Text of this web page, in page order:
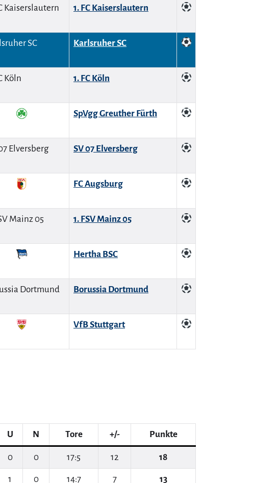
1. FC Kaiserslautern
Karlsruher SC
1. FC Köln
SpVgg Greuther Fürth
SV 07 Elversberg
FC Augsburg
1. FSV Mainz 05
Hertha BSC
Borussia Dortmund
VfB Stuttgart
U N Tore +/- Punkte
0 0 17:5 12 18
1 0 14:7 7 13